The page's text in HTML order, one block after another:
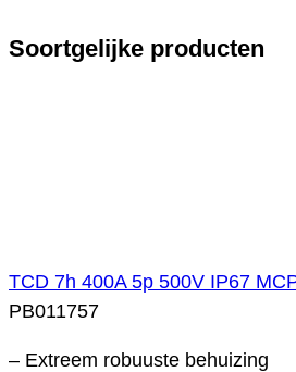
Soortgelijke producten
TCD 7h 400A 5p 500V IP67
PB011757
– Extreem robuuste behuizing